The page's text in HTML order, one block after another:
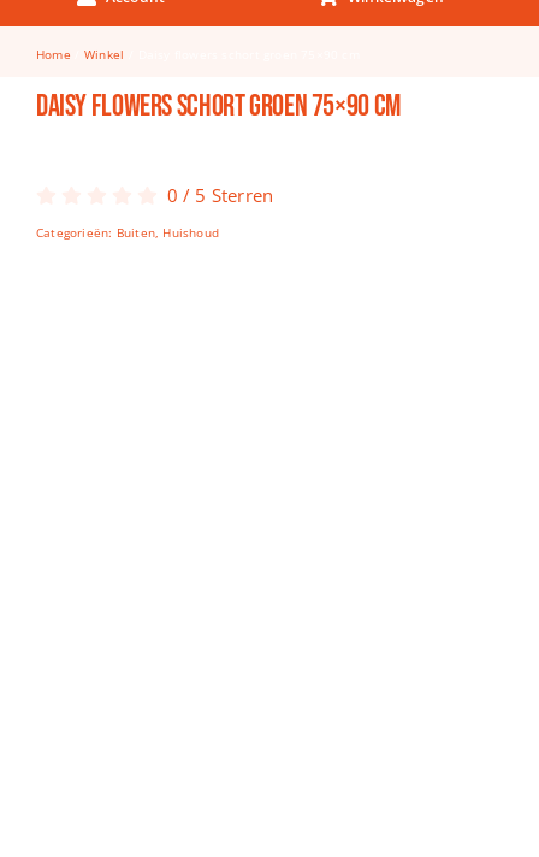
Keuken & Tafelen
Kinderfietsen
Knutselen
Spellen
Home Winkel
Daisy flowers schort groen 75×90 cm
0 / 5 Sterren
Categorieën: Buiten, Huishoud